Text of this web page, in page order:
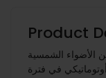
Product
الأضواء الشمسية
في فترة